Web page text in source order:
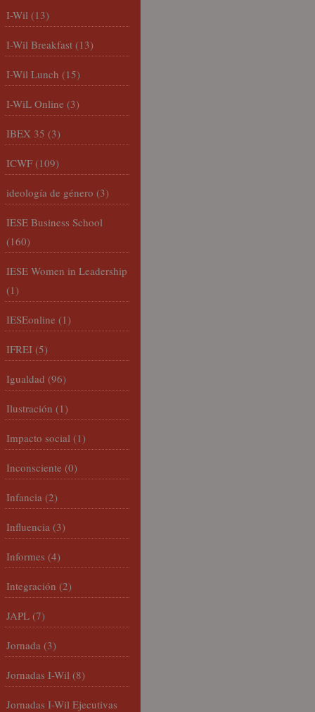
I-Wil (13)
I-Wil Breakfast (13)
I-Wil Lunch (15)
I-WiL Online (3)
IBEX 35 (3)
ICWF (109)
ideología de género (3)
IESE Business School
(160)
IESE Women in Leadership
(1)
IESEonline (1)
IFREI (5)
Igualdad (96)
Ilustración (1)
Impacto social (1)
Inconsciente (0)
Infancia (2)
Influencia (3)
Informes (4)
Integración (2)
JAPL (7)
Jornada (3)
Jornadas I-Wil (8)
Jornadas I-Wil Ejecutivas